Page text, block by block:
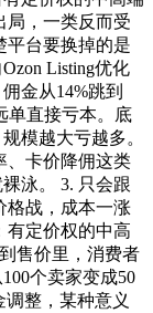
局，一类反而受
平台要换掉的是
Listing优化
金从14%跳到
单直接亏本。底
模越大亏越多。
、卡价降佣这类
泳。 3. 只会跟
格战，成本一涨
有定价权的中高
售价里，消费者
个卖家变成50
整，某种意义